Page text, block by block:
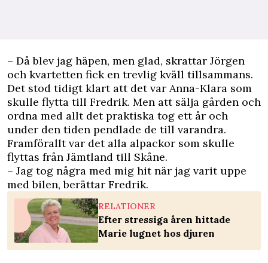
– Då blev jag häpen, men glad, skrattar Jörgen
och kvartetten fick en trevlig kväll tillsammans.
Det stod tidigt klart att det var Anna-Klara som
skulle flytta till Fredrik. Men att sälja gården och
ordna med allt det praktiska tog ett år och
under den tiden pendlade de till varandra.
Framförallt var det alla alpackor som skulle
flyttas från Jämtland till Skåne.
– Jag tog några med mig hit när jag varit uppe
med bilen, berättar Fredrik.
RELATIONER
Efter stressiga åren hittade
Marie lugnet hos djuren